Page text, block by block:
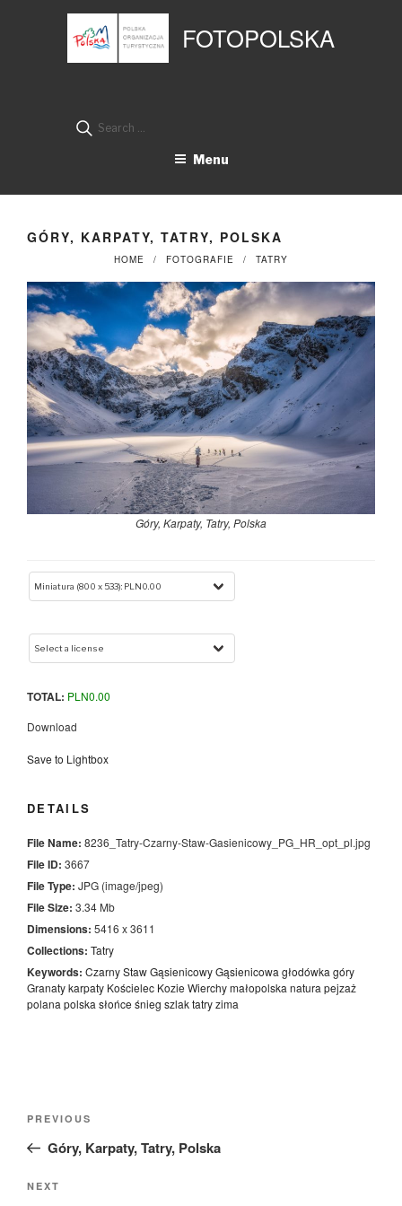
FOTOPOLSKA
Search
Menu
GÓRY, KARPATY, TATRY, POLSKA
HOME FOTOGRAFIE TATRY
Góry, Karpaty, Tatry, Polska
TOTAL: PLN0.00
Download
Save to Lightbox
DETAILS
File Name: 8236_Tatry-Czarny-Staw-Gasienicowy_PG_HR_opt_pl.jpg
File ID: 3667
File Type: JPG (image/jpeg)
File Size: 3.34 Mb
Dimensions: 5416 x 3611
Collections: Tatry
Keywords: Czarny Staw GąsienicowyGąsienicowa głodówka góry
Granatykarpaty Kościelec Kozie Wierchymałopolska natura pejzaż
polana polska słońce śnieg szlaktatryzima
Previous
Post
PREVIOUS
Góry, Karpaty, Tatry, Polska
Next
NEXT
Panel zarządzania plikami cookies